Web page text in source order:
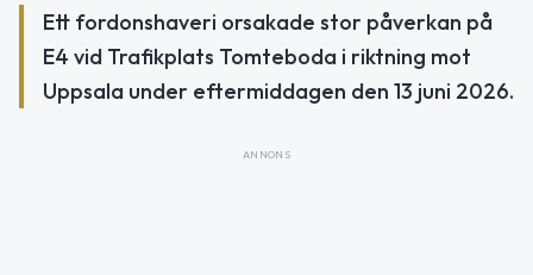
Ett fordonshaveri orsakade stor påverkan på
E4 vid Trafikplats Tomteboda i riktning mot
Uppsala under eftermiddagen den 13 juni 2026.
ANNONS